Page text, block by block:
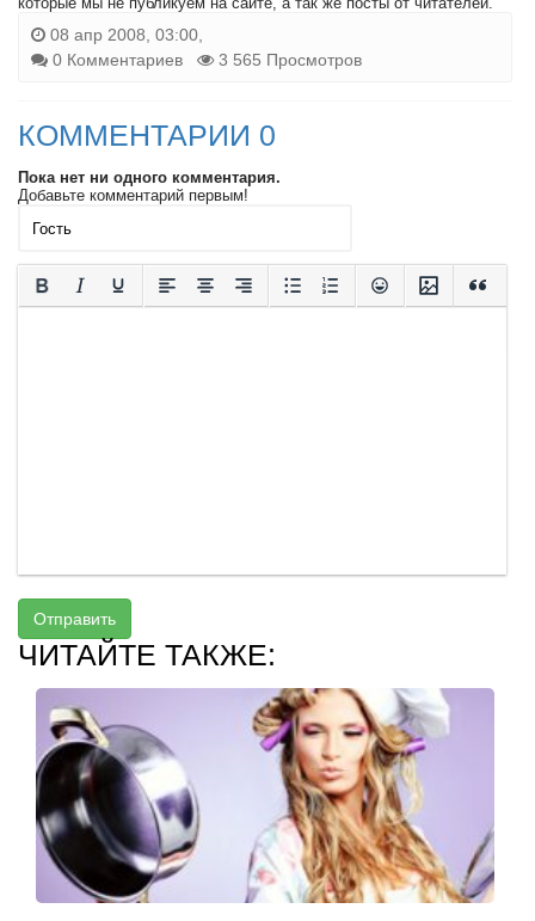
08 апр 2008, 03:00,
0 Комментариев
3 565 Просмотров
КОММЕНТАРИИ 0
Пока нет ни одного комментария.
Добавьте комментарий первым!
Отправить
ЧИТАЙТЕ ТАКЖЕ: